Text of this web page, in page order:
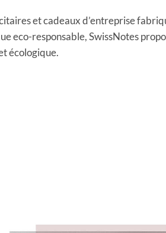
et cadeaux d’entreprise
eco-responsable, SwissNotes
écologique.